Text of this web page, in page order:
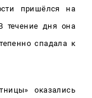
пришёлся на
течение дня она
спадала к
оказались